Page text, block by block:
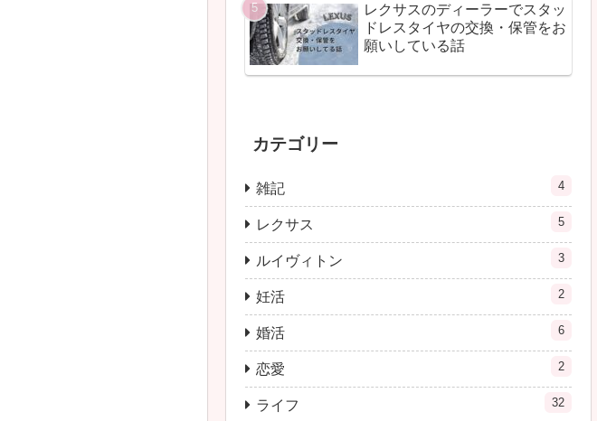
レクサスのディーラーでスタッ
ドレスタイヤの交換・保管をお
願いしている話
カテゴリー
雑記 4
レクサス 5
ルイヴィトン 3
妊活 2
婚活 6
恋愛 2
ライフ 32